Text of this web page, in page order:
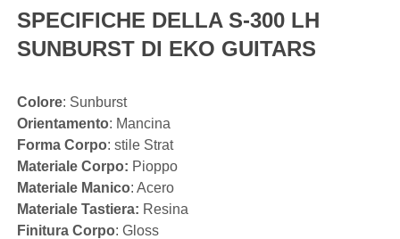
SPECIFICHE DELLA S-300 LH
SUNBURST DI EKO GUITARS
Colore: Sunburst
Orientamento: Mancina
Forma Corpo: stile Strat
Materiale Corpo: Pioppo
Materiale Manico: Acero
Materiale Tastiera: Resina
Finitura Corpo: Gloss